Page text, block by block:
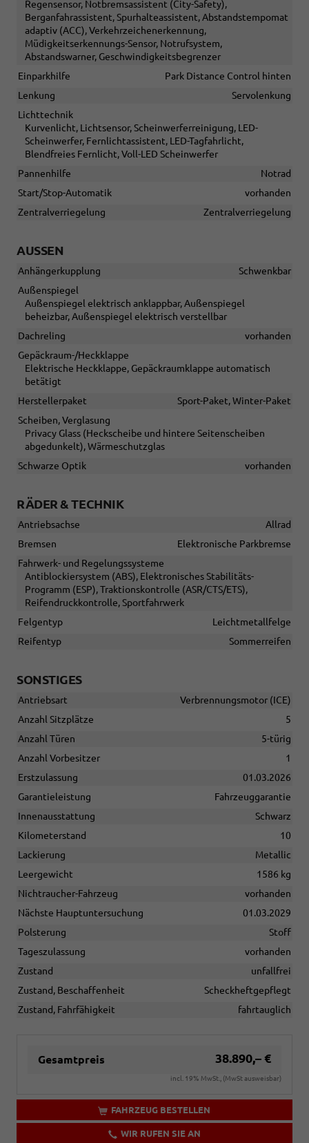
Regensensor, Notbremsassistent (City-Safety),
Berganfahrassistent, Spurhalteassistent, Abstandstempomat
adaptiv (ACC), Verkehrzeichenerkennung,
Müdigkeitserkennungs-Sensor, Notrufsystem,
Abstandswarner, Geschwindigkeitsbegrenzer
Einparkhilfe
Park Distance Control hinten
Lenkung
Servolenkung
Lichttechnik
Kurvenlicht, Lichtsensor, Scheinwerferreinigung, LED-
Scheinwerfer, Fernlichtassistent, LED-Tagfahrlicht,
Blendfreies Fernlicht, Voll-LED Scheinwerfer
Pannenhilfe
Notrad
Start/Stop-Automatik
vorhanden
Zentralverriegelung
Zentralverriegelung
AUSSEN
Anhängerkupplung
Schwenkbar
Außenspiegel
Außenspiegel elektrisch anklappbar, Außenspiegel
beheizbar, Außenspiegel elektrisch verstellbar
Dachreling
vorhanden
Gepäckraum-/Heckklappe
Elektrische Heckklappe, Gepäckraumklappe automatisch
betätigt
Herstellerpaket
Sport-Paket, Winter-Paket
Scheiben, Verglasung
Privacy Glass (Heckscheibe und hintere Seitenscheiben
abgedunkelt), Wärmeschutzglas
Schwarze Optik
vorhanden
RÄDER & TECHNIK
Antriebsachse
Allrad
Bremsen
Elektronische Parkbremse
Fahrwerk- und Regelungssysteme
Antiblockiersystem (ABS), Elektronisches Stabilitäts-
Programm (ESP), Traktionskontrolle (ASR/CTS/ETS),
Reifendruckkontrolle, Sportfahrwerk
Felgentyp
Leichtmetallfelge
Reifentyp
Sommerreifen
SONSTIGES
Antriebsart
Verbrennungsmotor (ICE)
Anzahl Sitzplätze
5
Anzahl Türen
5-türig
Anzahl Vorbesitzer
1
Erstzulassung
01.03.2026
Garantieleistung
Fahrzeuggarantie
Innenausstattung
Schwarz
Kilometerstand
10
Lackierung
Metallic
Leergewicht
1586 kg
Nichtraucher-Fahrzeug
vorhanden
Nächste Hauptuntersuchung
01.03.2029
Polsterung
Stoff
Tageszulassung
vorhanden
Zustand
unfallfrei
Zustand, Beschaffenheit
Scheckheftgepflegt
Zustand, Fahrfähigkeit
fahrtauglich
Gesamtpreis 38.890,– €
incl. 19% MwSt., (MwSt ausweisbar)
FAHRZEUG BESTELLEN
WIR RUFEN SIE AN